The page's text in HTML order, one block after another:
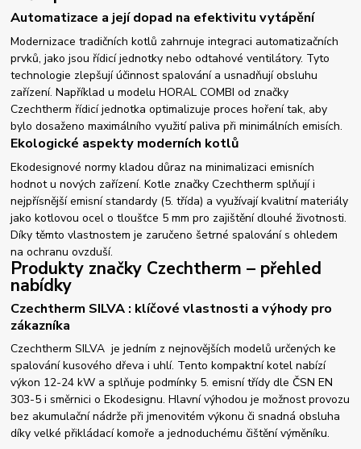
Automatizace a její dopad na efektivitu vytápění
Modernizace tradičních kotlů zahrnuje integraci automatizačních
prvků, jako jsou řídicí jednotky nebo odtahové ventilátory. Tyto
technologie zlepšují účinnost spalování a usnadňují obsluhu
zařízení. Například u modelu HORAL COMBI od značky
Czechtherm řídicí jednotka optimalizuje proces hoření tak, aby
bylo dosaženo maximálního využití paliva při minimálních emisích.
Ekologické aspekty moderních kotlů
Ekodesignové normy kladou důraz na minimalizaci emisních
hodnot u nových zařízení. Kotle značky Czechtherm splňují i
nejpřísnější emisní standardy (5. třída) a využívají kvalitní materiály
jako kotlovou ocel o tloušťce 5 mm pro zajištění dlouhé životnosti.
Díky těmto vlastnostem je zaručeno šetrné spalování s ohledem
na ochranu ovzduší.
Produkty značky Czechtherm – přehled
nabídky
Czechtherm SILVA : klíčové vlastnosti a výhody pro
zákazníka
Czechtherm SILVA je jedním z nejnovějších modelů určených ke
spalování kusového dřeva i uhlí. Tento kompaktní kotel nabízí
výkon 12-24 kW a splňuje podmínky 5. emisní třídy dle ČSN EN
303-5 i směrnici o Ekodesignu. Hlavní výhodou je možnost provozu
bez akumulační nádrže při jmenovitém výkonu či snadná obsluha
díky velké přikládací komoře a jednoduchému čištění výměníku.